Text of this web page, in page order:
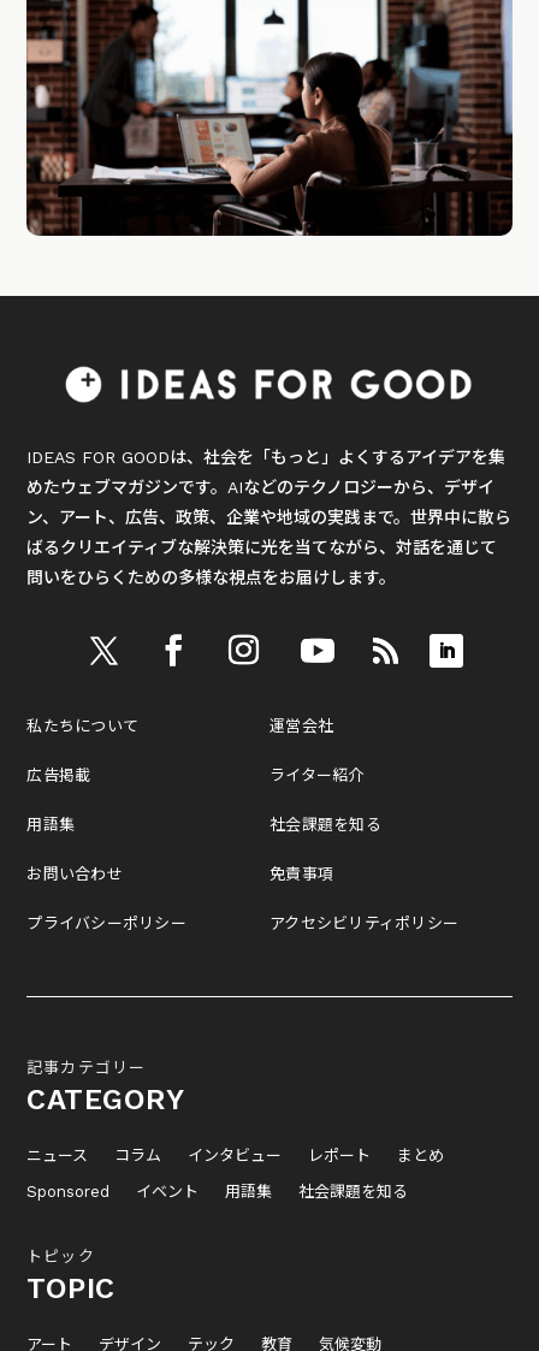
IDEAS FOR GOODは、社会を「もっと」よくするアイデアを集
めたウェブマガジンです。AIなどのテクノロジーから、デザイ
ン、アート、広告、政策、企業や地域の実践まで。世界中に散ら
ばるクリエイティブな解決策に光を当てながら、対話を通じて
問いをひらくための多様な視点をお届けします。
私たちについて
広告掲載
用語集
お問い合わせ
プライバシーポリシー
運営会社
ライター紹介
社会課題を知る
免責事項
アクセシビリティポリシー
記事カテゴリー
CATEGORY
ニュース コラム インタビュー レポート
まとめ
Sponsored
イベント 用語集 社会課題を知る
トピック
TOPIC
アート デザイン テック 教育 気候変動